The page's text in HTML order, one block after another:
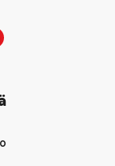
Facebookissa
välilehdessä
Instagramissa
uudessa
kaupunki
uudessa